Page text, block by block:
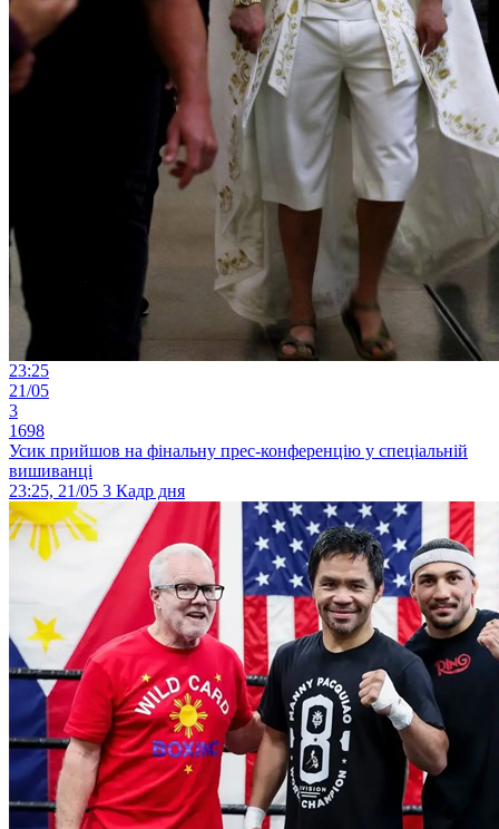
23:25
21/05
3
1698
Усик прийшов на фінальну прес-конференцію у спеціальній
вишиванці
23:25, 21/05 3 Кадр дня